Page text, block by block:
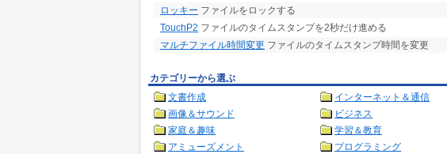
ロッキー ファイルをロックする
TouchP2 ファイルのタイムスタンプを2秒だけ進める
マルチファイル時間変更 ファイルのタイムスタンプ時間を変更
カテゴリーから選ぶ
文書作成
インターネット＆通信
画像＆サウンド
ビジネス
家庭＆趣味
学習＆教育
アミューズメント
プログラミング